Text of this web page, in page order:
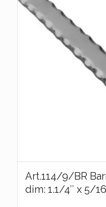
Art.114/9/BR
dim: 1.1/4″ x 5/